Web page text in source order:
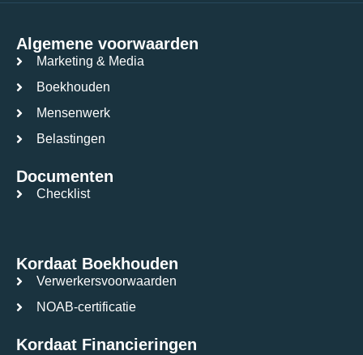
Algemene voorwaarden
Marketing & Media
Boekhouden
Mensenwerk
Belastingen
Documenten
Checklist
Kordaat Boekhouden
Verwerkersvoorwaarden
NOAB-certificatie
Kordaat Financieringen